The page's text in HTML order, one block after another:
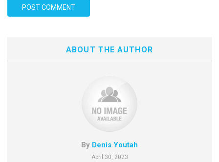
ABOUT THE AUTHOR
By Denis Youtah
April 30, 2023